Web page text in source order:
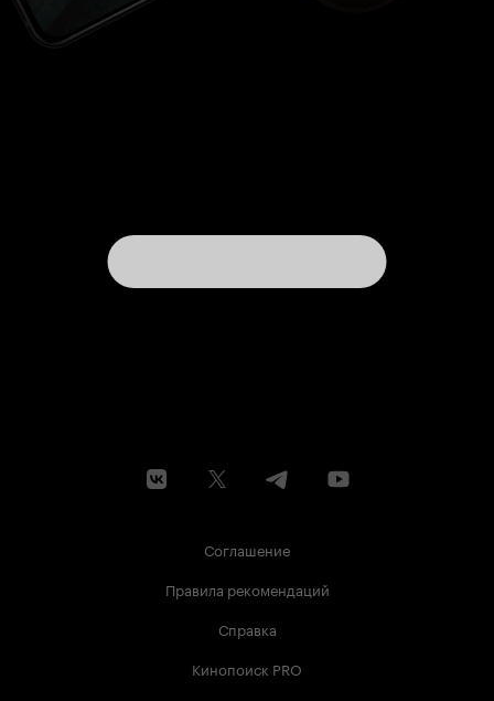
Соглашение
Правила рекомендаций
Справка
Кинопоиск PRO